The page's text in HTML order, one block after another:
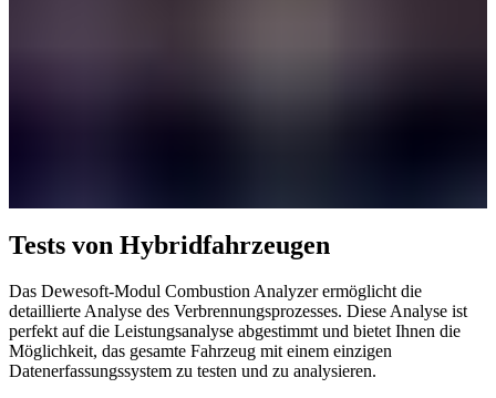
Tests von Hybridfahrzeugen
Das Dewesoft-Modul Combustion Analyzer ermöglicht die
detaillierte Analyse des Verbrennungsprozesses. Diese Analyse ist
perfekt auf die Leistungsanalyse abgestimmt und bietet Ihnen die
Möglichkeit, das gesamte Fahrzeug mit einem einzigen
Datenerfassungssystem zu testen und zu analysieren.